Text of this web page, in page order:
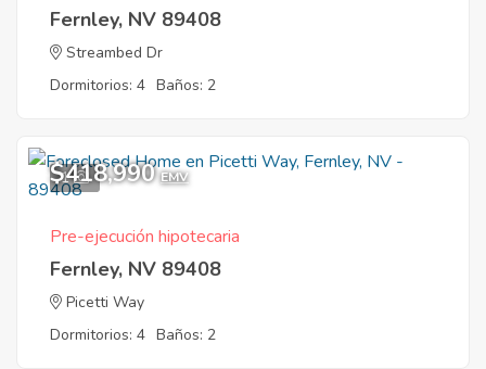
Fernley, NV 89408
Streambed Dr
Dormitorios: 4 Baños: 2
1
$418,990 EMV
Pre-ejecución hipotecaria
Fernley, NV 89408
Picetti Way
Dormitorios: 4 Baños: 2